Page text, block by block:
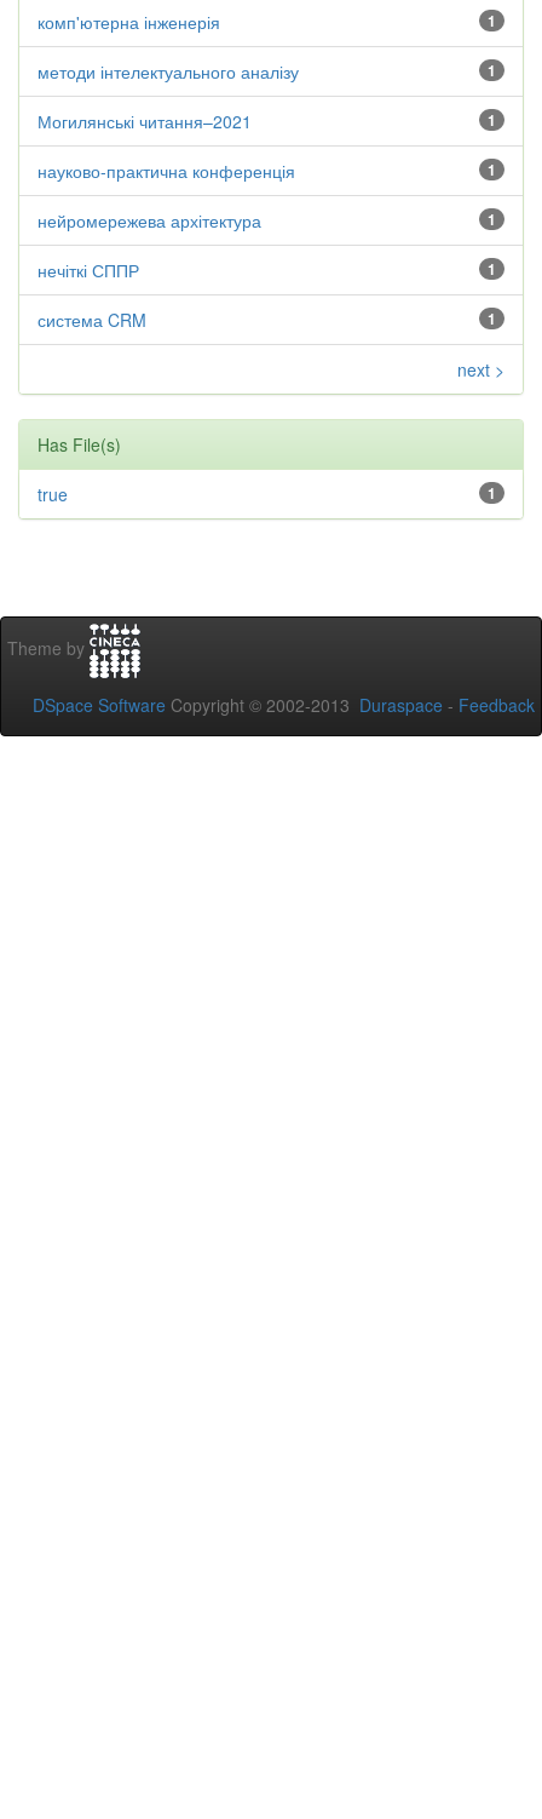
1
комп'ютерна інженерія
1
методи інтелектуального аналізу
1
Могилянські читання–2021
1
науково-практична конференція
1
нейромережева архітектура
1
нечіткі СППР
1
система CRM
next >
Has File(s)
1
true
Theme by
DSpace Software Copyright © 2002-2013 Duraspace - Feedback